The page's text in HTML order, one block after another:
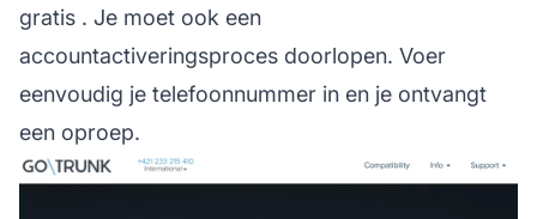
gratis . Je moet ook een
accountactiveringsproces doorlopen. Voer
eenvoudig je telefoonnummer in en je ontvangt
een oproep.